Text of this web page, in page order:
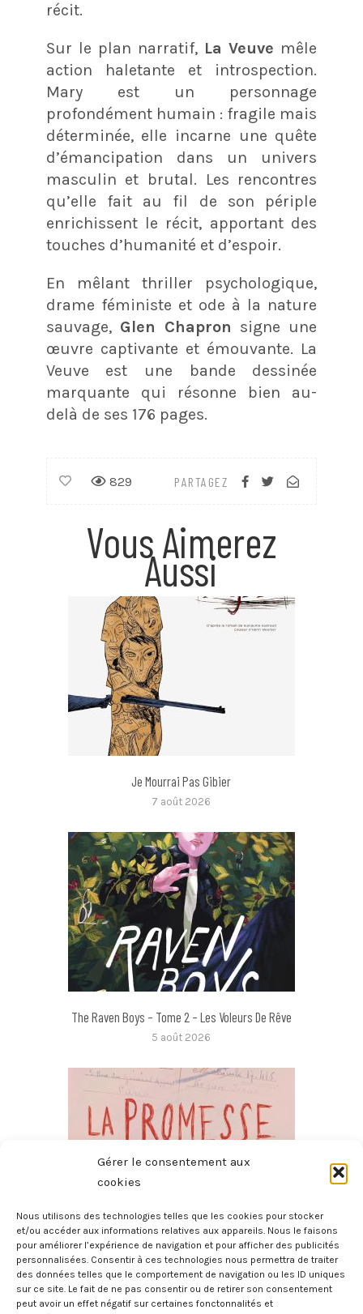
Gérer le consentement aux
cookies
Nous utilisons des technologies telles que les cookies pour stocker
et/ou accéder aux informations relatives aux appareils. Nous le faisons
pour améliorer l’expérience de navigation et pour afficher des publicités
personnalisées. Consentir à ces technologies nous permettra de traiter
des données telles que le comportement de navigation ou les ID uniques
sur ce site. Le fait de ne pas consentir ou de retirer son consentement
peut avoir un effet négatif sur certaines fonctonnalités et
récit.
Sur le plan narratif, La Veuve mêle
action haletante et introspection.
Mary est un personnage
profondément humain : fragile mais
déterminée, elle incarne une quête
d’émancipation dans un univers
masculin et brutal. Les rencontres
qu’elle fait au fil de son périple
enrichissent le récit, apportant des
touches d’humanité et d’espoir.
En mêlant thriller psychologique,
drame féministe et ode à la nature
sauvage, Glen Chapron signe une
œuvre captivante et émouvante. La
Veuve est une bande dessinée
marquante qui résonne bien au-
delà de ses 176 pages.
PARTAGEZ
829
Vous Aimerez
Aussi
Je Mourrai Pas Gibier
7 août 2026
The Raven Boys – Tome 2 – Les Voleurs De Rêve
5 août 2026
La Promesse
4 août 2026